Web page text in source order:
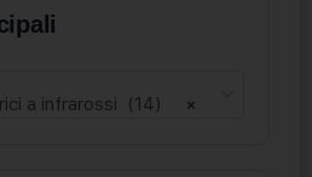
×
a infrarossi (14)